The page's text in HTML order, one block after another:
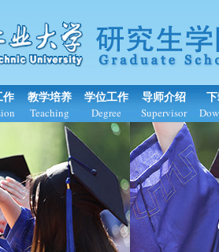
作 教学培养
Teaching
学位工作
Degree
导师介绍
Supervisor